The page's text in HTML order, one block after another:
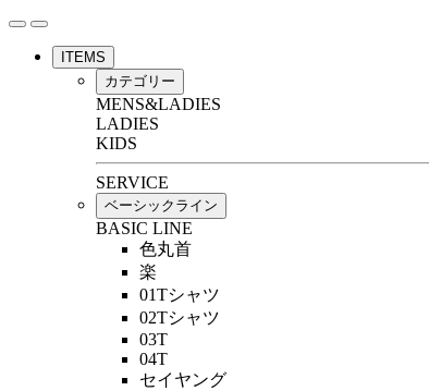
ITEMS
カテゴリー
MENS&LADIES
LADIES
KIDS
SERVICE
ベーシックライン
BASIC LINE
色丸首
楽
01Tシャツ
02Tシャツ
03T
04T
セイヤング